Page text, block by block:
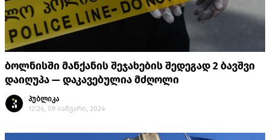
ბოლნისში მანქანის შეჯახების შედეგად 2 ბავშვი
დაიღუპა — დაკავებულია მძღოლი
პუბლიკა
12:26, 09 იანვარი, 2024